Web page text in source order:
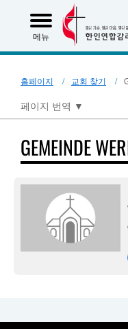
메뉴
홈페이지 교회 찾기
페이지 번역 ▼
GEMEINDE